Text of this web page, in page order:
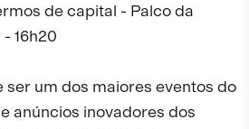
de capital - Palco da
16h20
um dos maiores eventos do
anúncios inovadores dos